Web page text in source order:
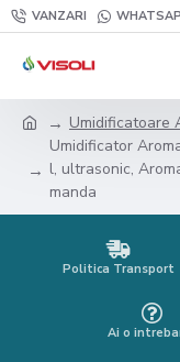
VANZARI
Umidificatoare
Umidificator
l, ultrasonic,
manda
Politica Transport
Ai o